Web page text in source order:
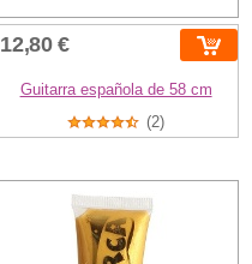
12,80 €
Guitarra española de 58 cm
(2)